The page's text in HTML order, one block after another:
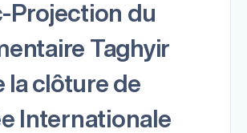
Projection du
Taghyir
la clôture de
Internationale